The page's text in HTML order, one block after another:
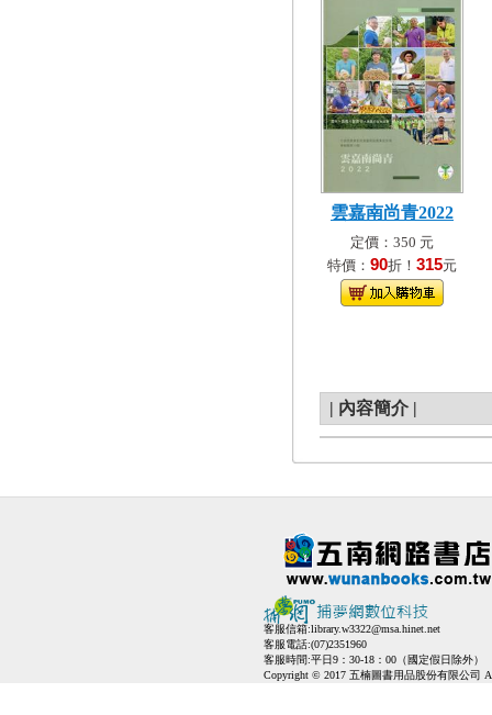
雲嘉南尚青2022
定價：350 元
特價： 90折！ 315元
| 內容簡介 |
客服信箱:library.w3322@msa.hinet.net
客服電話:(07)2351960
客服時間:平日9：30-18：00（國定假日除外）
Copyright © 2017 五楠圖書用品股份有限公司